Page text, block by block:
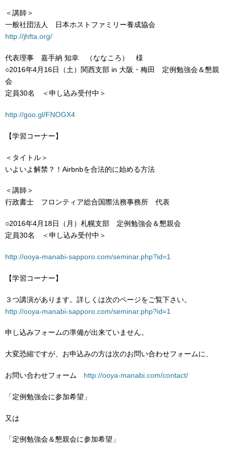
＜講師＞
一般社団法人 日本ホストファミリー養成協会
http://jhfta.org/
代表理事 嘉手納 知幸 （ななころ） 様
○2016年4月16日（土）関西支部 in 大阪・梅田 定例勉強会＆懇親
会
定員30名 ＜申し込み受付中＞
http://goo.gl/FNOGX4
【学習コーナー】
＜タイトル＞
いよいよ解禁？！Airbnbを合法的に始める方法
＜講師＞
行政書士 フロンティア総合国際法務事務所 代表
○2016年4月18日（月）札幌支部 定例勉強会＆懇親会
定員30名 ＜申し込み受付中＞
http://ooya-manabi-sapporo.com/seminar.php?id=1
【学習コーナー】
３つ講演があります。詳しくは次のページをご覧下さい。
http://ooya-manabi-sapporo.com/seminar.php?id=1
申し込みフォームの準備が出来ていません。
大変恐縮ですが、お申込みの方は次のお問い合わせフォームに、
お問い合わせフォーム http://ooya-manabi.com/contact/
「定例勉強会に参加希望」
又は
「定例勉強会＆懇親会に参加希望」